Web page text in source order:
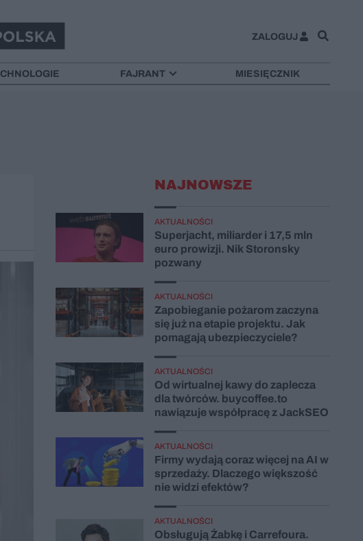
ZALOGUJ
FAJRANT MIESIĘCZNIK
NAJNOWSZE
AKTUALNOŚCI
Superjacht, miliarder i 17,5 mln
euro prowizji. Nik Storonsky
pozwany
AKTUALNOŚCI
Zapobieganie pożarom zaczyna
się już na etapie projektu. Jak
pomagają ubezpieczyciele?
AKTUALNOŚCI
Od wirtualnej kawy do zaplecza
dla twórców. buycoffee.to
nawiązuje współpracę z JackSEO
AKTUALNOŚCI
Firmy wydają coraz więcej na AI w
sprzedaży. Dlaczego większość
nie widzi efektów?
AKTUALNOŚCI
Obsługują Żabkę i Carrefoura.